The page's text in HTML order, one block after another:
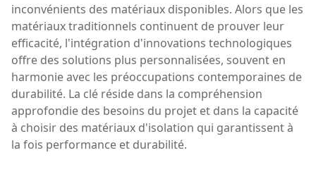
inconvénients des matériaux disponibles. Alors que les
matériaux traditionnels continuent de prouver leur
efficacité, l'intégration d'innovations technologiques
offre des solutions plus personnalisées, souvent en
harmonie avec les préoccupations contemporaines de
durabilité. La clé réside dans la compréhension
approfondie des besoins du projet et dans la capacité
à choisir des matériaux d'isolation qui garantissent à
la fois performance et durabilité.